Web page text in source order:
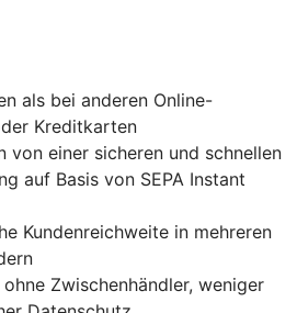
als bei anderen Online-
Kreditkarten
von einer sicheren und schnellen
auf Basis von SEPA Instant
Kundenreichweite in mehreren
Zwischenhändler, weniger